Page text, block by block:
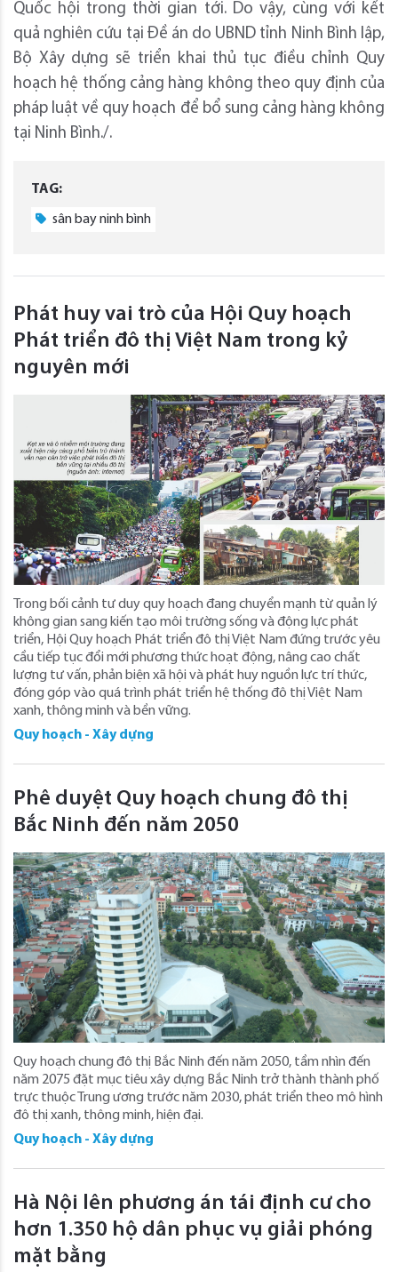
Quốc hội trong thời gian tới. Do vậy, cùng với kết
quả nghiên cứu tại Đề án do UBND tỉnh Ninh Bình lập,
Bộ Xây dựng sẽ triển khai thủ tục điều chỉnh Quy
hoạch hệ thống cảng hàng không theo quy định của
pháp luật về quy hoạch để bổ sung cảng hàng không
tại Ninh Bình./.
TAG:
sân bay ninh bình
Phát huy vai trò của Hội Quy hoạch
Phát triển đô thị Việt Nam trong kỷ
nguyên mới
Trong bối cảnh tư duy quy hoạch đang chuyển mạnh từ quản lý
không gian sang kiến tạo môi trường sống và động lực phát
triển, Hội Quy hoạch Phát triển đô thị Việt Nam đứng trước yêu
cầu tiếp tục đổi mới phương thức hoạt động, nâng cao chất
lượng tư vấn, phản biện xã hội và phát huy nguồn lực trí thức,
đóng góp vào quá trình phát triển hệ thống đô thị Việt Nam
xanh, thông minh và bền vững.
Quy hoạch - Xây dựng
Phê duyệt Quy hoạch chung đô thị
Bắc Ninh đến năm 2050
Quy hoạch chung đô thị Bắc Ninh đến năm 2050, tầm nhìn đến
năm 2075 đặt mục tiêu xây dựng Bắc Ninh trở thành thành phố
trực thuộc Trung ương trước năm 2030, phát triển theo mô hình
đô thị xanh, thông minh, hiện đại.
Quy hoạch - Xây dựng
Hà Nội lên phương án tái định cư cho
hơn 1.350 hộ dân phục vụ giải phóng
mặt bằng